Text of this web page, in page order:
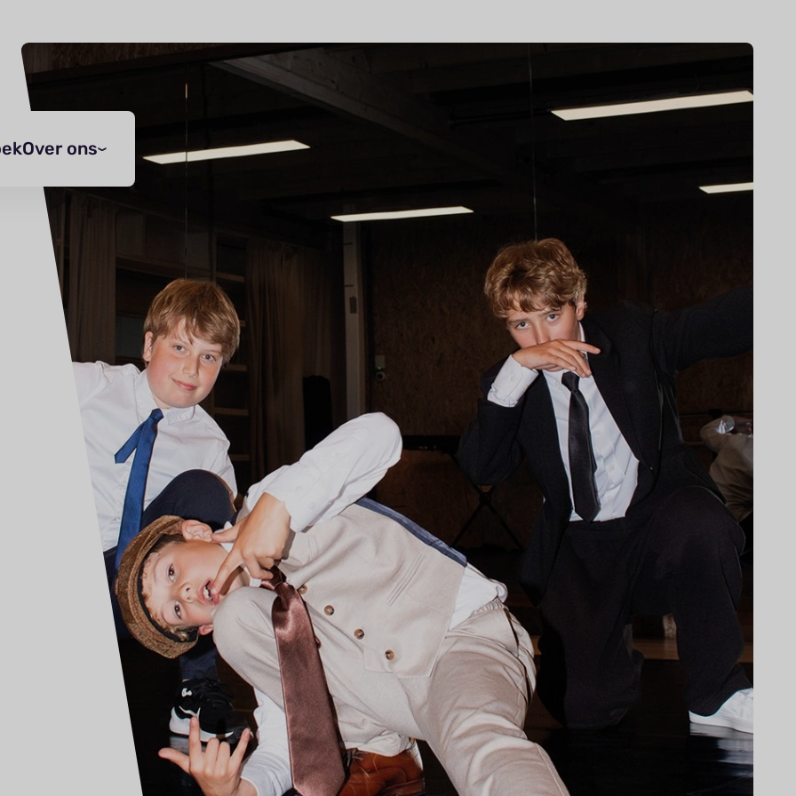
Over ons